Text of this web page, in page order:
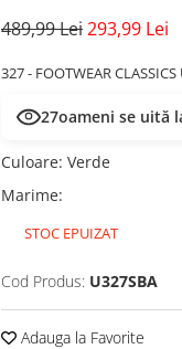
489,99 Lei293,99 Lei
327 - FOOTWEAR CLASSICS
27oameni se uită
Culoare: Verde
Marime:
STOC EPUIZAT
Cod Produs: U327SBA
Adauga la Favorite